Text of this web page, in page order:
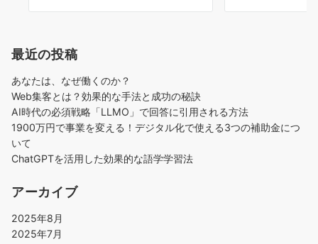
最近の投稿
あなたは、なぜ働くのか？
Web集客とは？効果的な手法と成功の秘訣
AI時代の必須戦略「LLMO」で回答に引用される方法
1900万円で事業を変える！デジタル化で使える3つの補助金につ
いて
ChatGPTを活用した効果的な語学学習法
アーカイブ
2025年8月
2025年7月